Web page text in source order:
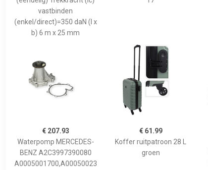
vastbinden
(enkel/direct)=350 daN (l x
b) 6 m x 25 mm
€ 207.93
Waterpomp MERCEDES-
BENZ A2C3997390080
A0005001700,A00050023
€ 61.99
Koffer ruitpatroon 28 L
groen